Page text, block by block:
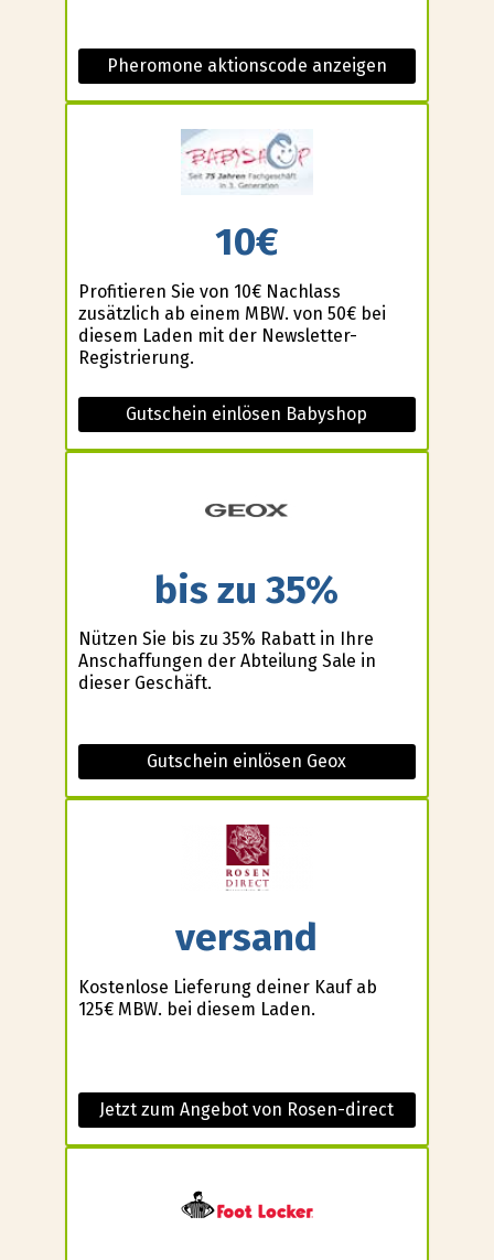
Pheromone aktionscode anzeigen
10€
Profitieren Sie von 10€ Nachlass
zusätzlich ab einem MBW. von 50€ bei
diesem Laden mit der Newsletter-
Registrierung.
Gutschein einlösen Babyshop
bis zu 35%
Nützen Sie bis zu 35% Rabatt in Ihre
Anschaffungen der Abteilung Sale in
dieser Geschäft.
Gutschein einlösen Geox
versand
Kostenlose Lieferung deiner Kauf ab
125€ MBW. bei diesem Laden.
Jetzt zum Angebot von Rosen-direct